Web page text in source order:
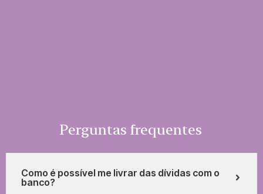
Perguntas frequentes
Como é possível me livrar das dívidas com o
banco?